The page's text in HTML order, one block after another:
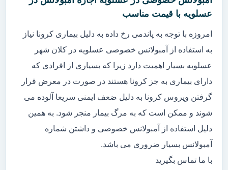
عسلویه با قیمت مناسب
امروزه با توجه به پاندمی رخ داده به دلیل بیماری کرونا نیاز
به استفاده از آمبولانس خصوصی عسلویه در کلان شهر
عسلویه بسیار اهمیت دارد زیرا که بسیاری از افرادی که
دارای بیماری به جز کرونا هستند در صورت در معرض قرار
گرفتن ویروس کرونا به دلیل ضعف ایمنی سریعا آلوده می
شوند و ممکن است که به مرگ بیمار منجر شود. به همین
دلیل استفاده از آمبولانس خصوصی و داشتن شماره
آمبولانس بسیار ضروری می باشد.
با ما تماس بگیرید